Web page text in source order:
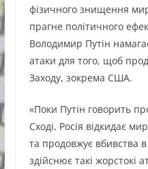
фізичного знищення
прагне політичного
Володимир Путін
атаки для того, щоб
Заходу, зокрема США.
«Поки Путін говорить
Сході, Росія відкидає
та продовжує вбивства
здійснює такі жорстокі